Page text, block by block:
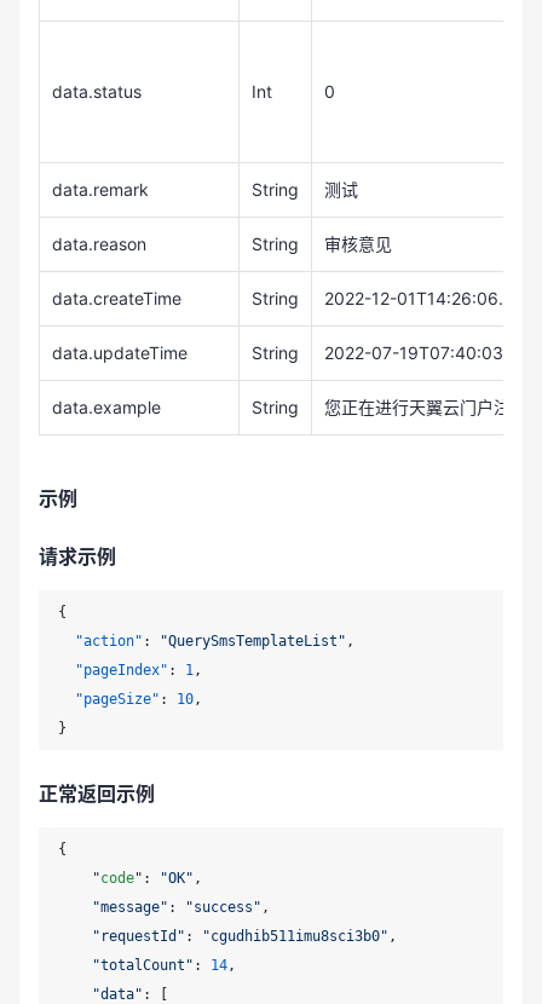
data.status Int 0
data.remark String 测试
data.reason String 审核意见
data.createTime String 2022-12-
data.updateTime String 2022-07-
data.example String 您正在进行天翼云门户注册
示例
请求示例
{
"action" : "QuerySmsTemplateList" ,
"pageIndex" : 1,
"pageSize" : 10,
}
正常返回示例
{
    "
code": "OK" ,
"message" : "success" ,
"requestId" : "cgudhib511imu8sci3b0" ,
"totalCount" : 14,
"data" : [